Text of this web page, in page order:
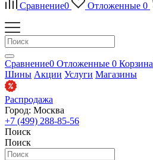
Сравнение0 Отложенные 0
Сравнение0 Отложенные 0 Корзина
Шины Акции Услуги Магазины
Распродажа
Город: Москва
+7 (499) 288-85-56
Поиск
Поиск